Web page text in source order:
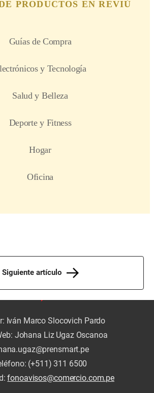
Siguiente artículo
Iván Marco Slocovich Pardo
Johana Liz Ugaz Oscanoa
(+511) 311 6500
fonoavisos@comercio.com.pe